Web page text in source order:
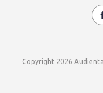
Copyright 2026